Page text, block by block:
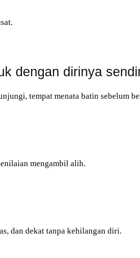
dengan dirinya
tempat menata batin sebelum
mengambil alih.
dan dekat tanpa kehilangan diri.